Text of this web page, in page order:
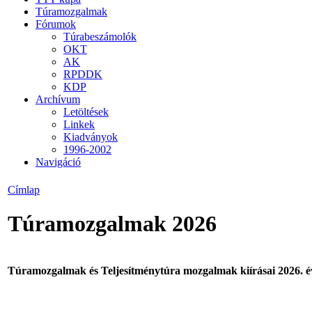
Túramozgalmak
Fórumok
Túrabeszámolók
OKT
AK
RPDDK
KDP
Archívum
Letöltések
Linkek
Kiadványok
1996-2002
Navigáció
Címlap
Túramozgalmak 2026
Túramozgalmak és Teljesítménytúra mozgalmak kiírásai 2026.